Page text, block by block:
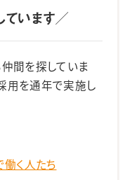
います／
間を探していま
用を通年で実施し
働く人たち